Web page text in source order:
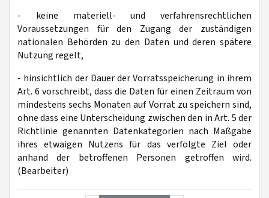
- keine materiell- und verfahrensrechtlichen
Voraussetzungen für den Zugang der zuständigen
nationalen Behörden zu den Daten und deren spätere
Nutzung regelt,
- hinsichtlich der Dauer der Vorratsspeicherung in ihrem
Art. 6 vorschreibt, dass die Daten für einen Zeitraum von
mindestens sechs Monaten auf Vorrat zu speichern sind,
ohne dass eine Unterscheidung zwischen den in Art. 5 der
Richtlinie genannten Datenkategorien nach Maßgabe
ihres etwaigen Nutzens für das verfolgte Ziel oder
anhand der betroffenen Personen getroffen wird.
(Bearbeiter)